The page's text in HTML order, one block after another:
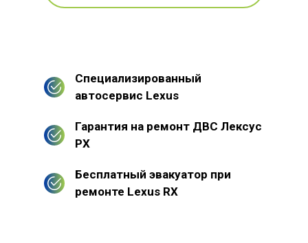
Специализированный
автосервис Lexus
Гарантия на ремонт ДВС Лексус
РХ
Бесплатный эвакуатор при
ремонте Lexus RX